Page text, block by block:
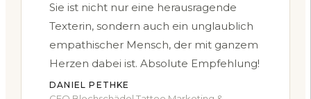
Sie ist nicht nur eine herausragende
Texterin, sondern auch ein unglaublich
empathischer Mensch, der mit ganzem
Herzen dabei ist. Absolute Empfehlung!
DANIEL PETHKE